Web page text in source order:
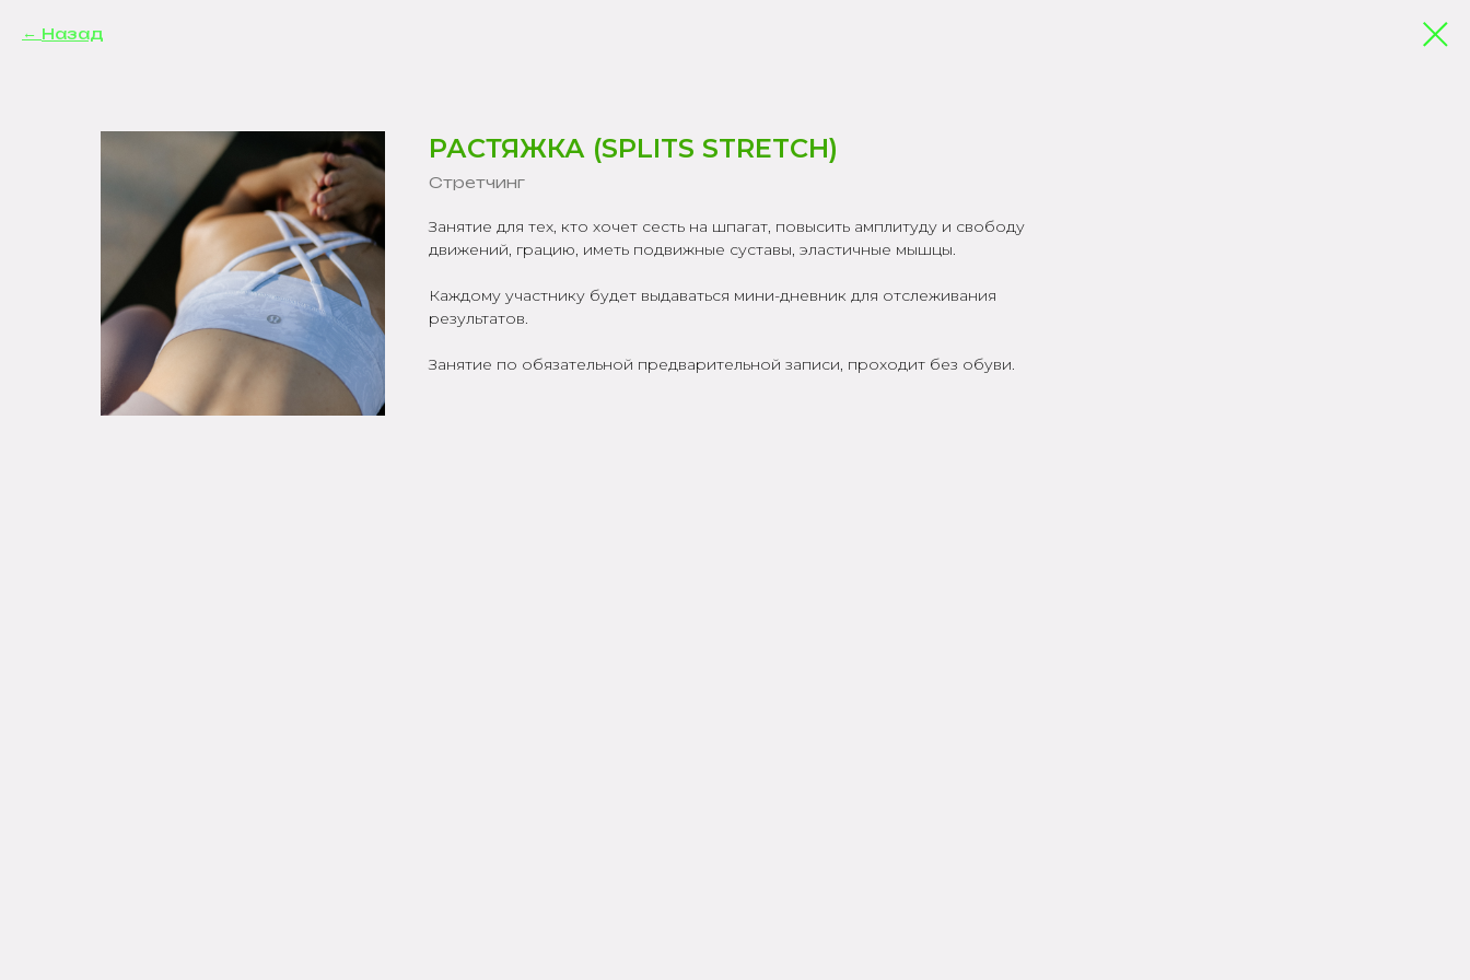
Назад
РАСТЯЖКА (SPLITS STRETCH)
Стретчинг
Занятие для тех, кто хочет сесть на шпагат, повысить амплитуду и свободу
движений, грацию, иметь подвижные суставы, эластичные мышцы.
Каждому участнику будет выдаваться мини-дневник для отслеживания
результатов.
Занятие по обязательной предварительной записи, проходит без обуви.